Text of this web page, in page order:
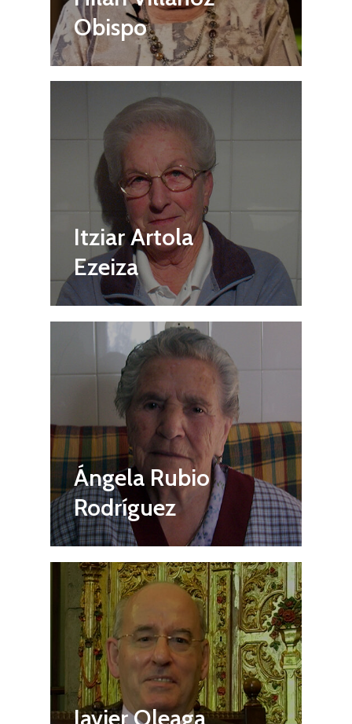
Obispo
Itziar Artola
Ezeiza
Ángela Rubio
Rodríguez
Javier Oleaga